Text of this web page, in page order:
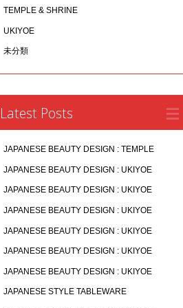
TEMPLE & SHRINE
UKIYOE
未分類
Latest Posts
JAPANESE BEAUTY DESIGN : TEMPLE
JAPANESE BEAUTY DESIGN : UKIYOE
JAPANESE BEAUTY DESIGN : UKIYOE
JAPANESE BEAUTY DESIGN : UKIYOE
JAPANESE BEAUTY DESIGN : UKIYOE
JAPANESE BEAUTY DESIGN : UKIYOE
JAPANESE BEAUTY DESIGN : UKIYOE
JAPANESE STYLE TABLEWARE